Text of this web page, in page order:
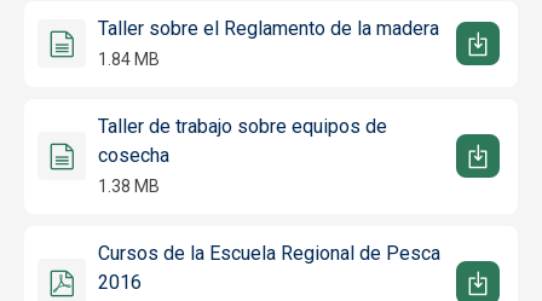
Taller sobre el Reglamento de la madera
1.84 MB
Taller de trabajo sobre equipos de
cosecha
1.38 MB
Cursos de la Escuela Regional de Pesca
2016